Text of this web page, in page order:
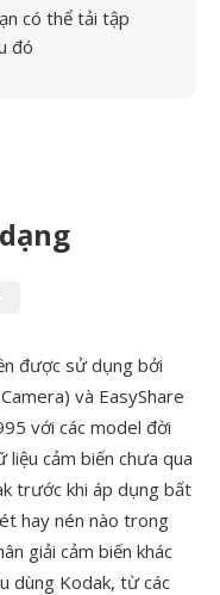
có thể tải tập
đó
được sử dụng bởi
và EasyShare
với các model đời
liệu cảm biến chưa qua
trước khi áp dụng bất
hay nén nào trong
giải cảm biến khác
dùng Kodak, từ các